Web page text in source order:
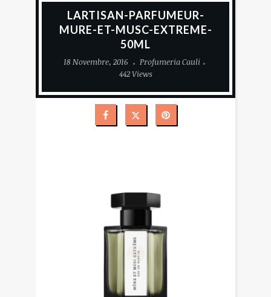
LARTISAN-PARFUMEUR-
MURE-ET-MUSC-EXTREME-
50ML
18 Novembre, 2016
Profumeria Cauli
442 Views